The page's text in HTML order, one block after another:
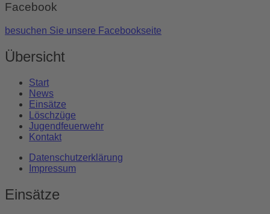
Facebook
besuchen Sie unsere Facebookseite
Übersicht
Start
News
Einsätze
Löschzüge
Jugendfeuerwehr
Kontakt
Datenschutzerklärung
Impressum
Einsätze